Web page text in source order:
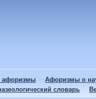
афоризмы Афоризмы о
словарь